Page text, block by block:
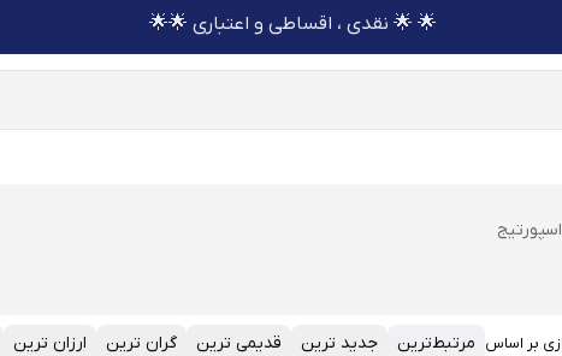
🌟 🌟 نقدی ، اقساطی و اعتباری 🌟🌟
بر اساس مرتبط‌ترین جدید ترین قدیمی ترین گران ترین ارزان ترین